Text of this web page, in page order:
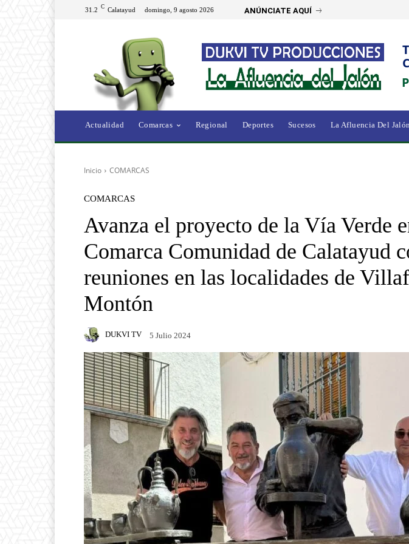
31.2 C Calatayud domingo, 9 agosto 2026 ANÚNCIATE AQUÍ
Actualidad Comarcas Regional Deportes Sucesos La Afluencia Del Jalón
Inicio COMARCAS
COMARCAS
Avanza el proyecto de la Vía Verde
Comarca Comunidad de Calatayud
reuniones en las localidades de
Montón
DUKVI TV 5 Julio 2024